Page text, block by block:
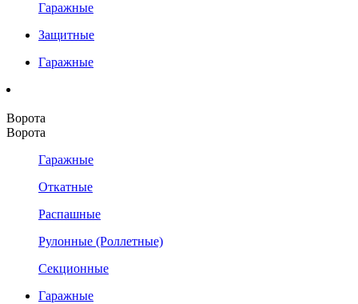
Гаражные
Защитные
Гаражные
Ворота
Ворота
Гаражные
Откатные
Распашные
Рулонные (Роллетные)
Секционные
Гаражные